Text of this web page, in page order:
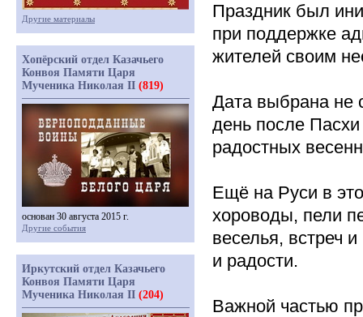
Праздник был
при поддержке
жителей своим
Дата выбрана не
день после
радостных
Ещё на Руси в
хороводы, пели
веселья, встреч
и радости.
Важной частью
Другие материалы
Хопёрский отдел Казачьего
Конвоя Памяти Царя
Мученика Николая II (819)
основан 30 августа 2015 г.
Другие события
Иркутский отдел Казачьего
Конвоя Памяти Царя
Мученика Николая II (204)